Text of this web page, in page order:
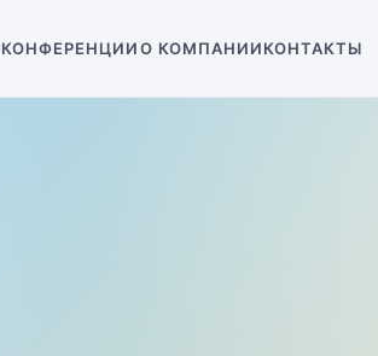
КОНФЕРЕНЦИИО КОМПАНИИКОНТАКТЫ